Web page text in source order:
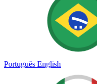
Português English